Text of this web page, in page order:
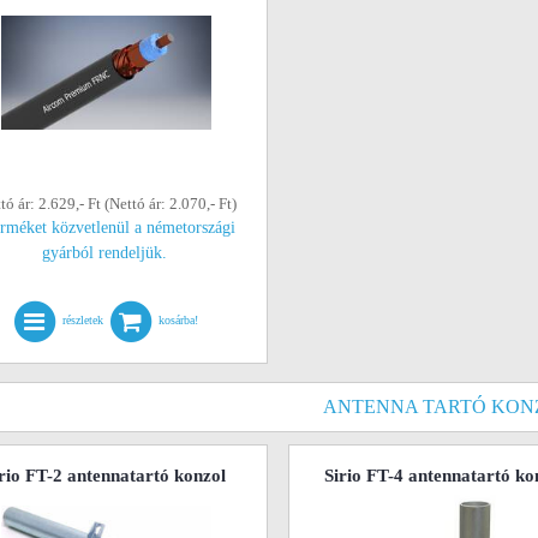
ár: 2.629,- Ft (Nettó ár: 2.070,- Ft)
közvetlenül a németországi
gyárból rendeljük.
részletek kosárba!
ANTENNA TARTÓ
FT-2 antennatartó konzol Sirio FT-4 antennatartó